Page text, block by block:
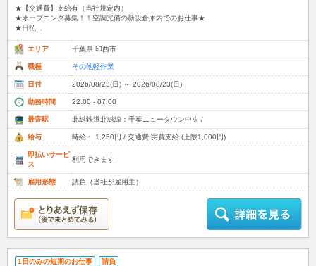
★【交通費】支給有（当社規定内）
★オープニング募集！！空調完備の新設倉庫内でのお仕事★
★日払...
エリア 千葉県 印西市
職種 その他軽作業
日付 2026/08/23(日) ～ 2026/08/23(日)
勤務時間 22:00 - 07:00
最寄駅 北総鉄道北総線：千葉ニュータウン中央 /
給与 時給： 1,250円 / 交通費 実費支給 (上限1,000円)
即払いサービ
ス
利用できます
雇用形態 請負（当社が雇用主）
1日のみの短期のお仕事 請負